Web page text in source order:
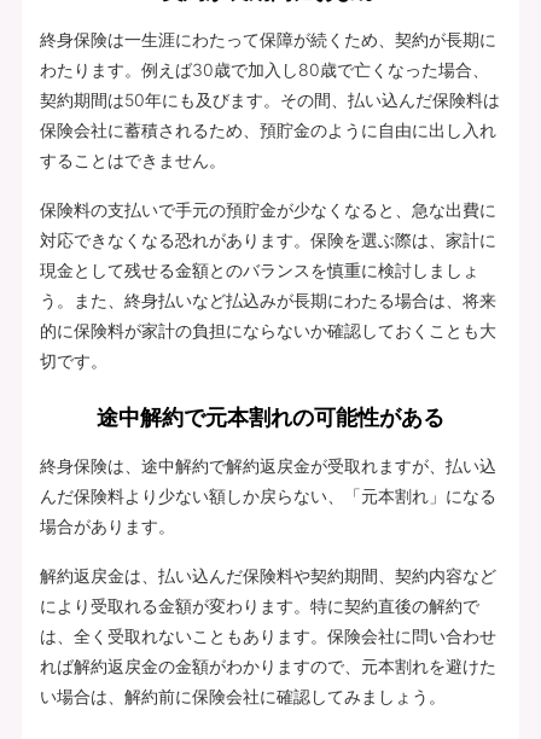
終身保険は一生涯にわたって保障が続くため、契約が長期に
わたります。例えば30歳で加入し80歳で亡くなった場合、
契約期間は50年にも及びます。その間、払い込んだ保険料は
保険会社に蓄積されるため、預貯金のように自由に出し入れ
することはできません。
保険料の支払いで手元の預貯金が少なくなると、急な出費に
対応できなくなる恐れがあります。保険を選ぶ際は、家計に
現金として残せる金額とのバランスを慎重に検討しましょ
う。また、終身払いなど払込みが長期にわたる場合は、将来
的に保険料が家計の負担にならないか確認しておくことも大
切です。
途中解約で元本割れの可能性がある
終身保険は、途中解約で解約返戻金が受取れますが、払い込
んだ保険料より少ない額しか戻らない、「元本割れ」になる
場合があります。
解約返戻金は、払い込んだ保険料や契約期間、契約内容など
により受取れる金額が変わります。特に契約直後の解約で
は、全く受取れないこともあります。保険会社に問い合わせ
れば解約返戻金の金額がわかりますので、元本割れを避けた
い場合は、解約前に保険会社に確認してみましょう。